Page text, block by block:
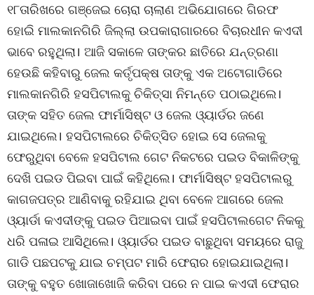
୧୮ତାରିଖରେ ଗଞ୍ଜେଇ ଚୋରା ଚାଲାଣ ଅଭିଯୋଗରେ ଗିରଫ
ହୋଇି ମାଲକାନଗିରି ଜିଲ୍ଲା ଉପକାରାଗାରରେ ବିଚାରଧୀନ କଏଦୀ
ଭାବେ ରହୁଥିଲା। ଆଜି ସକାଳେ ତାଙ୍କର ଛାତିରେ ଯନ୍ତ୍ରଣା
ହେଉଛି କହିବାରୁ ଜେଲ କର୍ତୃପକ୍ଷ ତାଙ୍କୁ ଏକ ଅଟୋଗାଡିରେ
ମାଲକାନଗିରି ହସପିଟାଲକୁ ଚିକିତ୍ସା ନିମନ୍ତେ ପଠାଇଥିଲେ।
ତାଙ୍କ ସହିତ ଜେଲ ଫାର୍ମାସିଷ୍ଟ ଓ ଜେଲ ଓ୍ୟାର୍ଡର ଜଣେ
ଯାଇଥିଲେ। ହସପିଟାଲରେ ଚିକିତ୍ସିତ ହୋଇ ସେ ଜେଲକୁ
ଫେରୁଥିବା ବେଳେ ହସପିଟାଲ ଗେଟ ନିକଟରେ ପଇଡ ବିକାଳିଙ୍କୁ
ଦେଖି ପଇଡ ପିଇବା ପାଇଁ କହିଥିଲେ। ଫାର୍ମାସିଷ୍ଟ ହସପିଟାଲରୁ
କାଗଜପତ୍ର ଆଣିବାକୁ ରହିଯାଇ ଥିବା ବେଳେ ଆଗରେ ଜେଲ
ଓ୍ୟାର୍ଡା କଏଦୀଙ୍କୁ ପଇଡ ପିଆଇବା ପାଇଁ ହସପିଟାଲଗେଟ ନିକକୁ
ଧରି ପଳାଇ ଆସିଥିଲେ। ଓ୍ୟାର୍ଡର ପଇଡ ବାଛୁଥିବା ସମୟରେ ରାଜୁ
ଗାଡି ପଛପଟକୁ ଯାଇ ଚମ୍ପଟ ମାରି ଫେରାର ହୋଇଯାଇଥିଲା।
ତାଙ୍କୁ ବହୁତ ଖୋଜାଖୋଜି କରିବା ପରେ ନ ପାଇ କଏଦୀ ଫେରାର